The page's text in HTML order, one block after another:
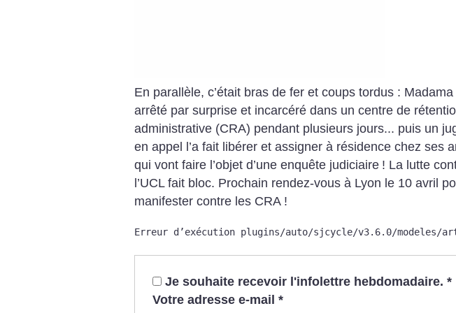
En parallèle, c’était bras de fer et coups tordus :
arrêté par surprise et incarcéré dans un centre de
administrative (CRA) pendant plusieurs jours... puis un
en appel l’a fait libérer et assigner à résidence chez ses
qui vont faire l’objet d’une enquête judiciaire ! La lutte
l’UCL fait bloc. Prochain rendez-vous à Lyon le 10 avril
manifester contre les CRA !
Erreur d’exécution plugins/auto/sjcycle/v3.6.0/modeles/
Je souhaite recevoir l'infolettre hebdomadaire. *
Votre adresse e-mail *